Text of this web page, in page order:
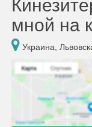
мной на
Украина,